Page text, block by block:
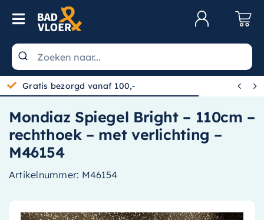
Skip to content
Toggle Navigation
Wastafels
Toiletten
Spiegels
Kranen
Douche
Gratis bezorgd vanaf 100,-  
Mondiaz Spiegel Bright – 110cm –
rechthoek – met verlichting –
M46154
Artikelnummer: M46154